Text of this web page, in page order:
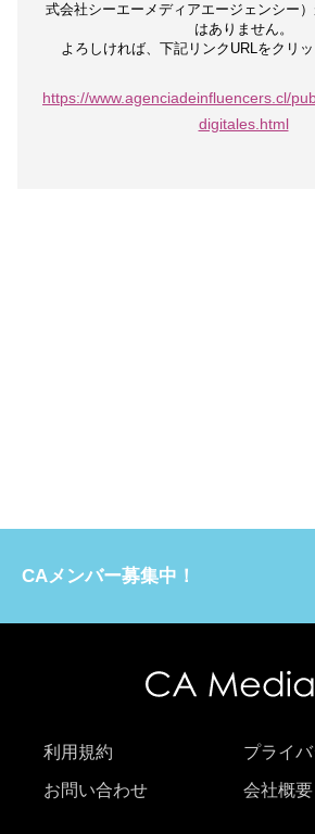
式会社シーエーメディアエージェンシー
はありません。
よろしければ、下記リンクURLをクリッ
https://www.agenciadeinfluencers.cl/
digitales.html
CAメンバー募集中！
利用規約 プライ
お問い合わせ 会社概要